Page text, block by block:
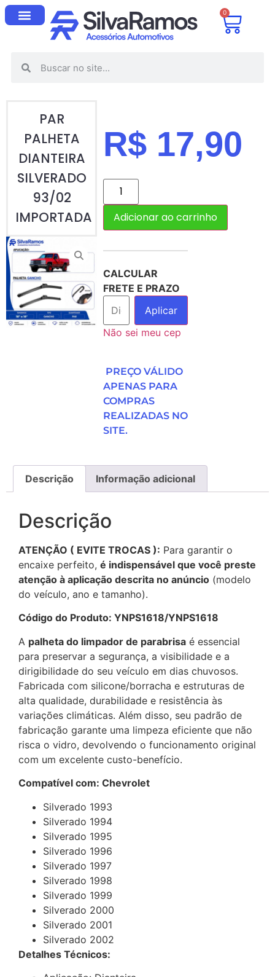
0
PAR
PALHETA
DIANTEIRA
SILVERADO
93/02
IMPORTADA
R$ 17,90
Adicionar ao carrinho
CALCULAR
FRETE E PRAZO
Aplicar
Não sei meu cep
PREÇO VÁLIDO
APENAS PARA
COMPRAS
REALIZADAS NO
SITE.
Descrição Informação adicional
Descrição
ATENÇÃO ( EVITE TROCAS ): Para garantir o
encaixe perfeito, é indispensável que você preste
atenção à aplicação descrita no anúncio (modelo
do veículo, ano e tamanho).
Código do Produto: YNPS1618/YNPS1618
A palheta do limpador de parabrisa é essencial
para preservar a segurança, a visibilidade e a
dirigibilidade do seu veículo em dias chuvosos.
Fabricada com silicone/borracha e estruturas de
alta qualidade, durabilidade e resistência às
variações climáticas. Além disso, seu padrão de
fabricação garante uma limpeza eficiente que não
risca o vidro, devolvendo o funcionamento original
com um excelente custo-benefício.
Compatível com: Chevrolet
Silverado 1993
Silverado 1994
Silverado 1995
Silverado 1996
Silverado 1997
Silverado 1998
Silverado 1999
Silverado 2000
Silverado 2001
Silverado 2002
Detalhes Técnicos: